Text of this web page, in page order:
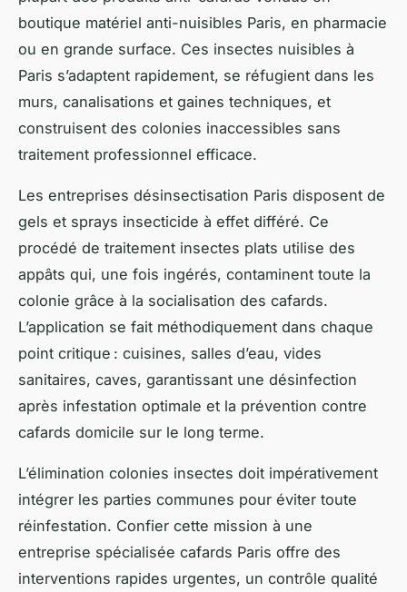
boutique matériel anti-nuisibles Paris, en pharmacie
ou en grande surface. Ces insectes nuisibles à
Paris s’adaptent rapidement, se réfugient dans les
murs, canalisations et gaines techniques, et
construisent des colonies inaccessibles sans
traitement professionnel efficace.
Les entreprises désinsectisation Paris disposent de
gels et sprays insecticide à effet différé. Ce
procédé de traitement insectes plats utilise des
appâts qui, une fois ingérés, contaminent toute la
colonie grâce à la socialisation des cafards.
L’application se fait méthodiquement dans chaque
point critique : cuisines, salles d’eau, vides
sanitaires, caves, garantissant une désinfection
après infestation optimale et la prévention contre
cafards domicile sur le long terme.
L’élimination colonies insectes doit impérativement
intégrer les parties communes pour éviter toute
réinfestation. Confier cette mission à une
entreprise spécialisée cafards Paris offre des
interventions rapides urgentes, un contrôle qualité